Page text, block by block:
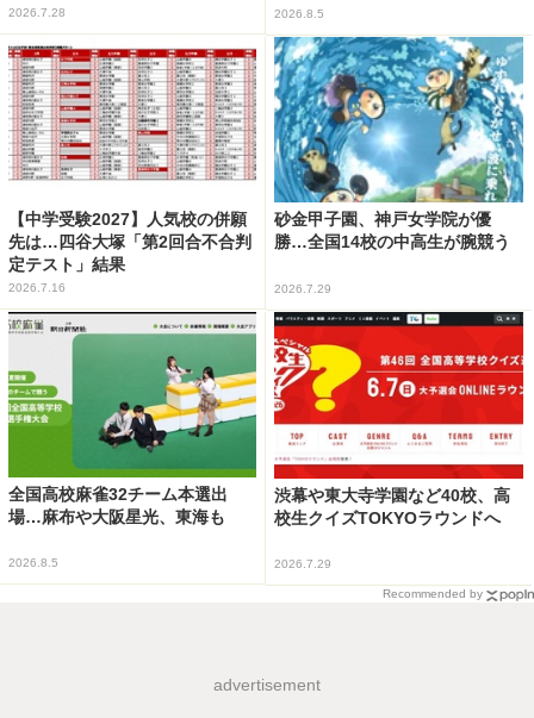
2026.7.28 2026.8.5
【中学受験2027】人気校の併願
先は…四谷大塚「第2回合不合判
定テスト」結果
2026.7.16
砂金甲子園、神戸女学院が優
勝…全国14校の中高生が腕競う
2026.7.29
全国高校麻雀32チーム本選出
場…麻布や大阪星光、東海も
2026.8.5
渋幕や東大寺学園など40校、高
校生クイズTOKYOラウンドへ
2026.7.29
Recommended by
advertisement